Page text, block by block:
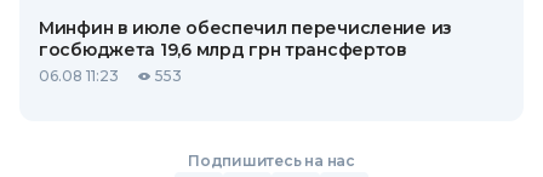
Минфин в июле обеспечил перечисление из
госбюджета 19,6 млрд грн трансфертов
06.08 11:23 553
Подпишитесь на нас